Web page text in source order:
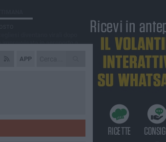
APP
improvvisata in aeroporto a
il Comune di Bisceglie
nella notte in via Dieta